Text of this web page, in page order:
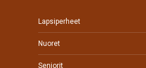
Lapsiperheet
Nuoret
Seniorit